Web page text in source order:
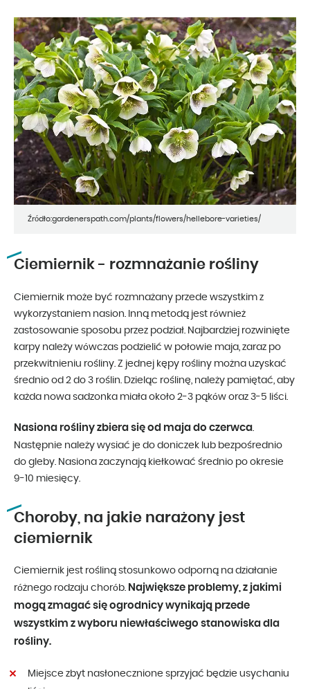
Źródło:gardenerspath.com/plants/flowers/hellebore-varieties/
Ciemiernik - rozmnażanie rośliny
Ciemiernik może być rozmnażany przede wszystkim z
wykorzystaniem nasion. Inną metodą jest również
zastosowanie sposobu przez podział. Najbardziej rozwinięte
karpy należy wówczas podzielić w połowie maja, zaraz po
przekwitnieniu rośliny. Z jednej kępy rośliny można uzyskać
średnio od 2 do 3 roślin. Dzieląc roślinę, należy pamiętać, aby
każda nowa sadzonka miała około 2-3 pąków oraz 3-5 liści.
Nasiona rośliny zbiera się od maja do czerwca.
Następnie należy wysiać je do doniczek lub bezpośrednio
do gleby. Nasiona zaczynają kiełkować średnio po okresie
9-10 miesięcy.
Choroby, na jakie narażony jest
ciemiernik
Ciemiernik jest rośliną stosunkowo odporną na działanie
różnego rodzaju chorób. Największe problemy, z jakimi
mogą zmagać się ogrodnicy wynikają przede
wszystkim z wyboru niewłaściwego stanowiska dla
rośliny.
Miejsce zbyt nasłonecznione sprzyjać będzie usychaniu